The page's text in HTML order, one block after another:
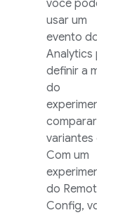
você pode
usar um
evento do
Analytics para
definir a meta
do
experimento e
comparar as
variantes dele.
Com um
experimento
do Remote
Config, você